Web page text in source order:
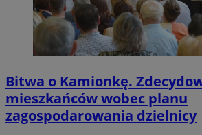
Bitwa o Kamionkę.
mieszkańców wobec planu
zagospodarowania dzielnicy